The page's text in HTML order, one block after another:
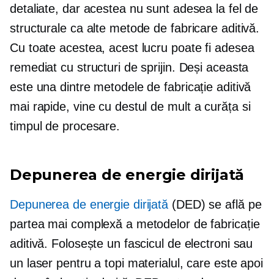
detaliate, dar acestea nu sunt adesea la fel de
structurale ca alte metode de fabricare aditivă.
Cu toate acestea, acest lucru poate fi adesea
remediat cu structuri de sprijin. Deși aceasta
este una dintre metodele de fabricație aditivă
mai rapide, vine cu destul de mult a curățasi
timpul de procesare.
Depunerea de energie dirijată
Depunerea de energie dirijată (DED) se află pe
partea mai complexă a metodelor de fabricație
aditivă. Folosește un fascicul de electroni sau
un laser pentru a topi materialul, care este apoi